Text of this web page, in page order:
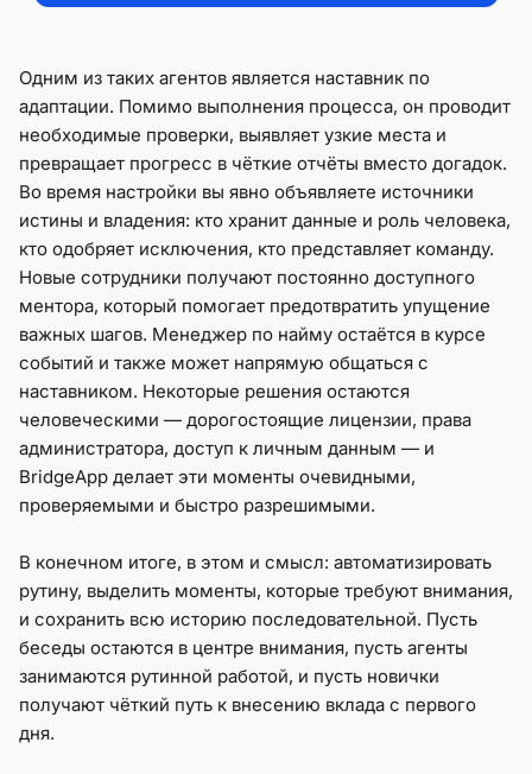
Одним из таких агентов является наставник по
адаптации. Помимо выполнения процесса, он проводит
необходимые проверки, выявляет узкие места и
превращает прогресс в чёткие отчёты вместо догадок.
Во время настройки вы явно объявляете источники
истины и владения: кто хранит данные и роль человека,
кто одобряет исключения, кто представляет команду.
Новые сотрудники получают постоянно доступного
ментора, который помогает предотвратить упущение
важных шагов. Менеджер по найму остаётся в курсе
событий и также может напрямую общаться с
наставником. Некоторые решения остаются
человеческими — дорогостоящие лицензии, права
администратора, доступ к личным данным — и
BridgeApp делает эти моменты очевидными,
проверяемыми и быстро разрешимыми.
В конечном итоге, в этом и смысл: автоматизировать
рутину, выделить моменты, которые требуют внимания,
и сохранить всю историю последовательной. Пусть
беседы остаются в центре внимания, пусть агенты
занимаются рутинной работой, и пусть новички
получают чёткий путь к внесению вклада с первого
дня.